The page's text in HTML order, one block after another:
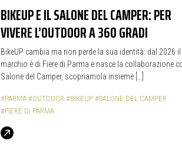
BIKEUP E IL SALONE DEL CAMPER: PER
VIVERE L’OUTDOOR A 360 GRADI
BikeUP cambia ma non perde la sua identità: dal 2026 il
marchio è di Fiere di Parma e nasce la collaborazione
Salone del Camper, scopriamola insieme […]
#PARMA #OUTDOOR #BIKEUP #SALONE DEL CAMPER
#FIERE DI PARMA